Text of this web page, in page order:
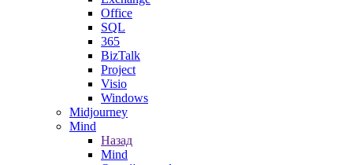
Office
SQL
365
BizTalk
Project
Visio
Windows
Midjourney
Mind
Назад
Mind